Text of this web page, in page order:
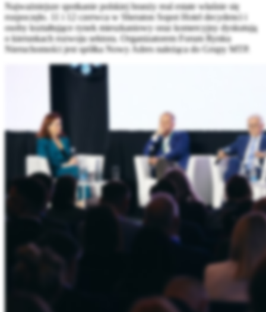
Najważniejsze spotkanie polskiej branży real estate właśnie się
rozpoczęło. 11 i 12 czerwca w Sheraton Sopot Hotel decydenci i
osoby kształtujące rynek mieszkaniowy oraz komercyjny dyskutują
o kierunkach rozwoju sektora. Organizatorem Forum Rynku
Nieruchomości jest spółka Nowy Adres należąca do Grupy MTP.